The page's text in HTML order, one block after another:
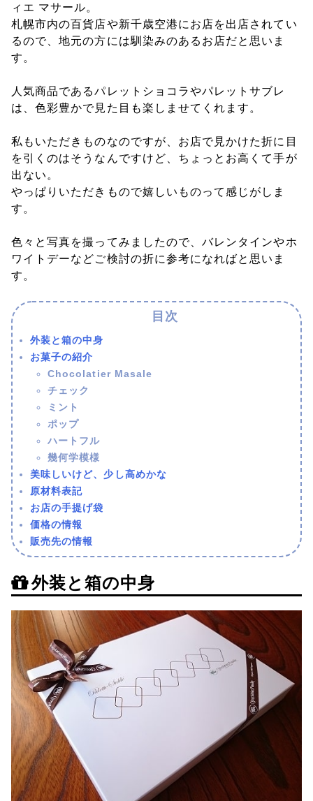
ィエ マサール。
札幌市内の百貨店や新千歳空港にお店を出店されてい
るので、地元の方には馴染みのあるお店だと思いま
す。
人気商品であるパレットショコラやパレットサブレ
は、色彩豊かで見た目も楽しませてくれます。
私もいただきものなのですが、お店で見かけた折に目
を引くのはそうなんですけど、ちょっとお高くて手が
出ない。
やっぱりいただきもので嬉しいものって感じがしま
す。
色々と写真を撮ってみましたので、バレンタインやホ
ワイトデーなどご検討の折に参考になればと思いま
す。
外装と箱の中身
お菓子の紹介
Chocolatier Masale
チェック
ミント
ポップ
ハートフル
幾何学模様
美味しいけど、少し高めかな
原材料表記
お店の手提げ袋
価格の情報
販売先の情報
外装と箱の中身